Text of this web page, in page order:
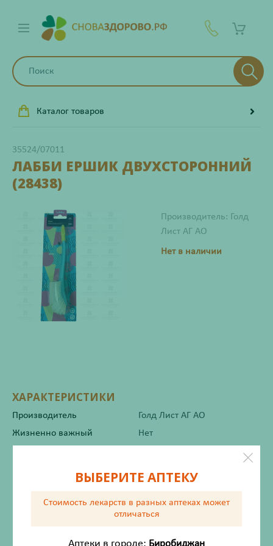
Каталог товаров
35524/07011
ЛАББИ ЕРШИК ДВУХСТОРОННИЙ
(28438)
Производитель: Голд
Лист АГ АО
Нет в наличии
ХАРАКТЕРИСТИКИ
Производитель
Голд Лист АГ АО
Жизненно важный
Нет
Инструкция по применению
Состав
ВЫБЕРИТЕ АПТЕКУ
Стоимость лекарств в разных аптеках может
отличаться
Биробиджан